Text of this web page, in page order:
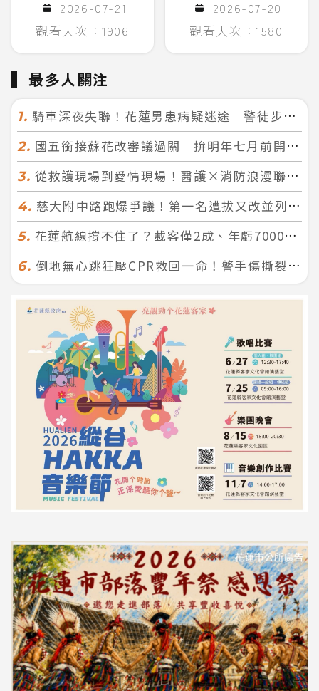
2026-07-21
觀看人次：1906
2026-07-20
觀看人次：1580
最多人關注
1. 騎車深夜失聯！花蓮男患病疑迷途 警徒步百米急尋救回一命
2. 國五銜接蘇花改審議過關 拚明年七月前開工！台北花蓮2小時生活圈成形
3. 從救護現場到愛情現場！醫護×消防浪漫聯誼 32人配對成功5對
4. 慈大附中路跑爆爭議！第一名遭拔又改並列 家長怒：難以接受
5. 花蓮航線撐不住了？載客僅2成、年虧7000萬 華信喊：真的快飛不下去
6. 倒地無心跳狂壓CPR救回一命！警手傷撕裂仍不放手 竟救到藝人何篤霖哥哥